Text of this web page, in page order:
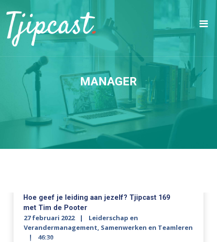
MANAGER
Hoe geef je leiding aan jezelf? Tjipcast 169
met Tim de Pooter
27 februari 2022
Leiderschap en
Verandermanagement, Samenwerken en Teamleren
46:30